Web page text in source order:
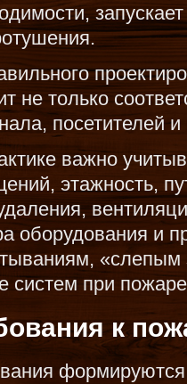
не только
посетителей
важно
этажность,
оборудования и
«слепым
систем при
к